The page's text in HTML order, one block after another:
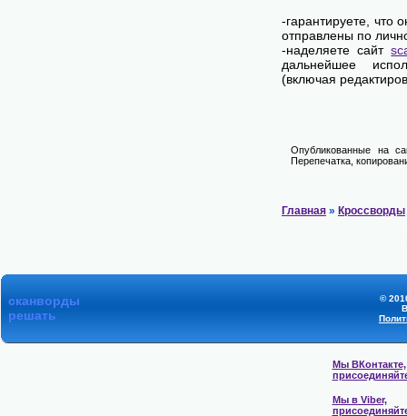
-гарантируете, что
отправлены по
-наделяете сайт
дальнейшее
(включая
Опубликованные на
Перепечатка,
Главная » Кроссворды
сканворды
решать
©
Мы ВКонтакте,
Мы в Viber,